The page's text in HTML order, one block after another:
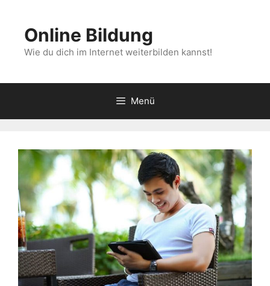
springenOnline Bildung
Wie du dich im Internet weiterbilden kannst!
Menü